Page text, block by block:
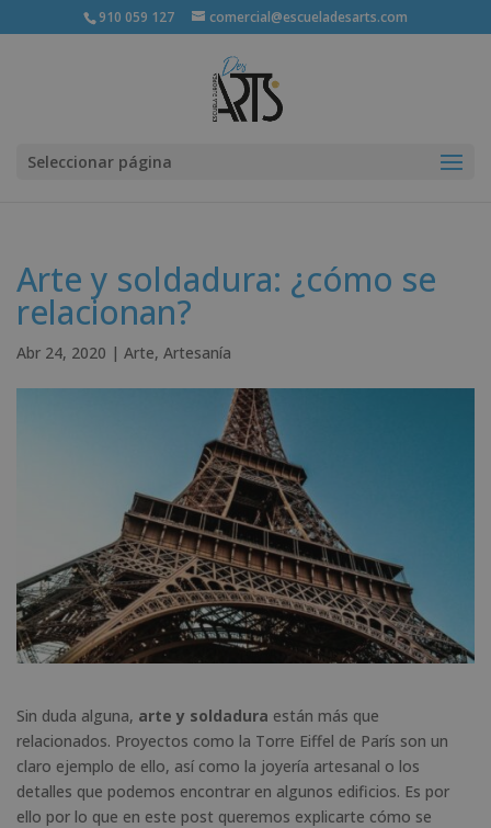
910 059 127 comercial@escueladesarts.com
Seleccionar página
Arte y soldadura: ¿cómo se
relacionan?
Abr 24, 2020 | Arte, Artesanía
Sin duda alguna, arte y soldadura están más que
relacionados. Proyectos como la Torre Eiffel de París son un
claro ejemplo de ello, así como la joyería artesanal o los
detalles que podemos encontrar en algunos edificios. Es por
ello por lo que en este post queremos explicarte cómo se